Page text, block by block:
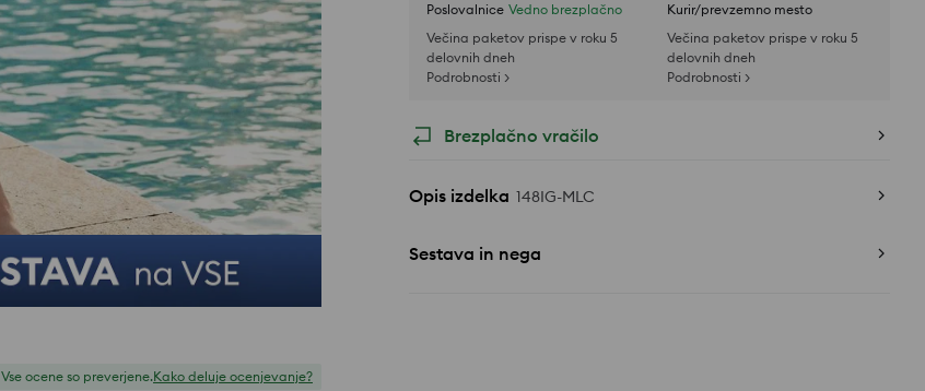
Poslovalnice Vedno brezplačno
Večina paketov prispe v roku 5
delovnih dneh
Podrobnosti >
Kurir/prevzemno mesto
Večina paketov prispe v roku 5
delovnih dneh
Podrobnosti >
Brezplačno vračilo
Opis izdelka 148IG-MLC
Sestava in nega
Vse ocene so preverjene.Kako deluje ocenjevanje?